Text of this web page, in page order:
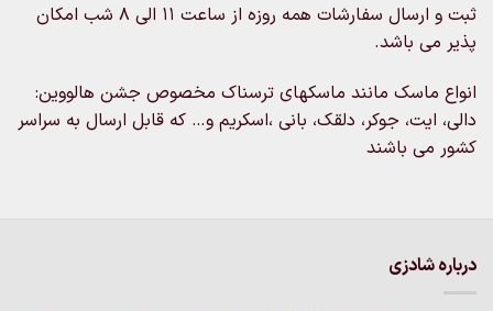
ثبت و ارسال سفارشات همه روزه از ساعت 11 الی 8 شب امکان
پذیر می باشد.
انواع ماسک مانند ماسکهای ترسناک مخصوص جشن هالووین:
دالی، ایت، جوکر، دلقک، بانی ،اسکریم و… که قابل ارسال به سراسر
کشور می باشند
درباره شادزی